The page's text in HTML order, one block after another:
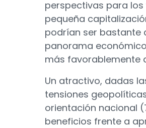
perspectivas para
pequeña
podrían ser bastante
panorama
más favorablemente
Un atractivo, dadas
tensiones
orientación nacional
beneficios frente a